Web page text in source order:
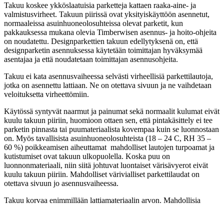
Takuu koskee ykköslaatuisia parketteja kattaen raaka-aine- ja
valmistusvirheet. Takuun piirissä ovat yksityiskäyttöön asennetut,
normaaleissa asuinhuoneolosuhteissa olevat parketit, kun
pakkauksessa mukana olevia Timberwisen asennus- ja hoito-ohjeita
on noudatettu. Designparkettien takuun edellytyksenä on, että
designparketin asennuksessa käytetään toimittajan hyväksymää
asentajaa ja että noudatetaan toimittajan asennusohjeita.
Takuu ei kata asennusvaiheessa selvästi virheellisiä parkettilautoja,
jotka on asennettu lattiaan. Ne on otettava sivuun ja ne vaihdetaan
veloituksetta virheettömiin.
Käytössä syntyvät naarmut ja painumat sekä normaalit kulumat eivät
kuulu takuun piiriin, huomioon ottaen sen, että pintakäsittely ei tee
parketin pinnasta tai puumateriaalista kovempaa kuin se luonnostaan
on. Myös tavallisista asuinhuoneolosuhteista (18 – 24 C, RH 35 –
60 %) poikkeamisen aiheuttamat mahdolliset lautojen turpoamat ja
kutistumiset ovat takuun ulkopuolella. Koska puu on
luonnonmateriaali, niin siitä johtuvat luontaiset värisävyerot eivät
kuulu takuun piiriin. Mahdolliset värivialliset parkettilaudat on
otettava sivuun jo asennusvaiheessa.
Takuu korvaa enimmillään lattiamateriaalin arvon. Mahdollisia